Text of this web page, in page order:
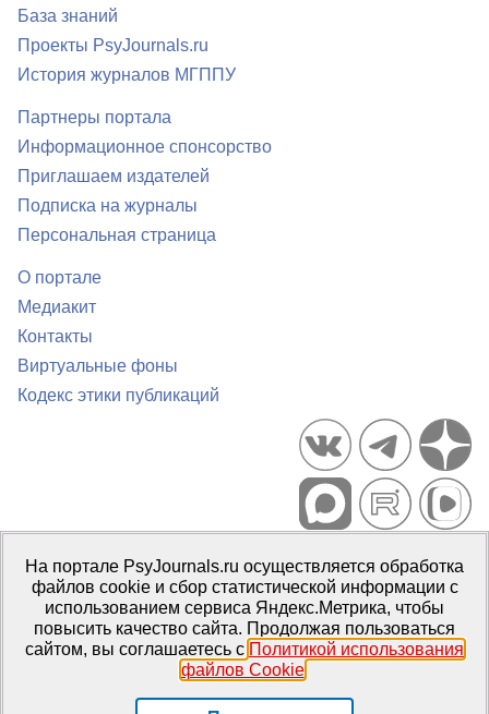
База знаний
Проекты PsyJournals.ru
История журналов МГППУ
Партнеры портала
Информационное спонсорство
Приглашаем издателей
Подписка на журналы
Персональная страница
О портале
Медиакит
Контакты
Виртуальные фоны
Кодекс этики публикаций
Портал психологических изданий PsyJournals.ru, 2007–2026
Правила использования материалов
Свидетельство регистрации СМИЭл № ФС77-66447 от 14 июля
2016 г.
Издатель: ФГБОУ ВО МГППУ
На портале PsyJournals.ru осуществляется обработка
файлов cookie и сбор статистической информации с
использованием сервиса Яндекс.Метрика, чтобы
повысить качество сайта. Продолжая пользоваться
сайтом, вы соглашаетесь с Политикой использования
файлов Cookie.